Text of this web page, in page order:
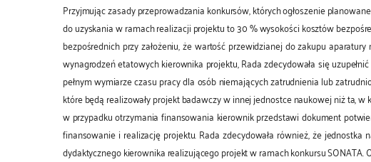
Przyjmując zasady przeprowadzania konkursów, których ogłoszenie
do uzyskania w ramach realizacji projektu to 30 % wysokości kosztów
bezpośrednich przy założeniu, że wartość przewidzianej do zakupu
wynagrodzeń etatowych kierownika projektu, Rada zdecydowała się
pełnym wymiarze czasu pracy dla osób niemających zatrudnienia lub
które będą realizowały projekt badawczy w innej jednostce naukowej niż ta,
w przypadku otrzymania finansowania kierownik przedstawi dokument
finansowanie i realizację projektu. Rada zdecydowała również, że
dydaktycznego kierownika realizującego projekt w ramach konkursu